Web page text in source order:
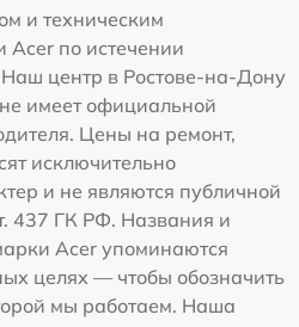
и техническим
Acer по истечении
центр в Ростове-на-Дону
имеет официальной
Цены на ремонт,
исключительно
и не являются публичной
437 ГК РФ. Названия и
Acer упоминаются
целях — чтобы обозначить
мы работаем. Наша